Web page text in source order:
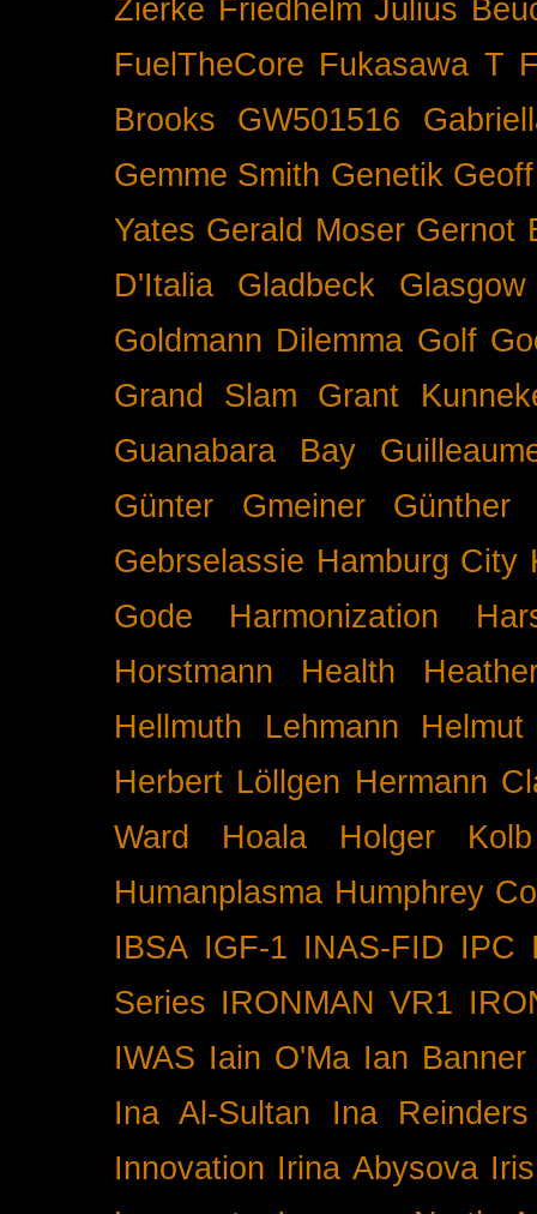
Zierke Friedhelm Julius
FuelTheCore Fukasawa T
Brooks
GW501516
Gemme Smith Genetik
Yates Gerald Moser Gernot
D'Italia
Gladbeck
Glasgow
Goldmann Dilemma Golf
Grand Slam
Grant
Guanabara Bay
Günter Gmeiner
Günther
Gebrselassie Hamburg City
Gode
Harmonization
Horstmann
Health
Hellmuth Lehmann
Herbert Löllgen Hermann
Ward
Hoala
Holger Kolb
Humanplasma Humphrey
IBSA IGF-1 INAS-FID IPC
Series IRONMAN VR1
IWAS Iain O'Ma Ian Banner
Ina Al-Sultan
Ina Reinders
Innovation Irina Abysova